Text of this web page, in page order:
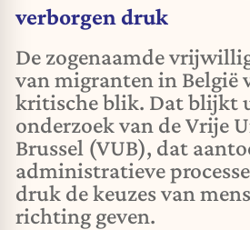
verborgen druk
De zogenaamde
van migranten in België
kritische blik. Dat blijkt
onderzoek van de Vrije
Brussel (VUB), dat
administratieve
druk de keuzes van
richting geven.